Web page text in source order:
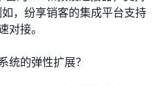
，纷享销客的集成平台支持
接。
统的弹性扩展？